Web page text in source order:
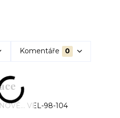
Komentáře 0
VEL-98-104